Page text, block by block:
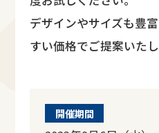
デザインやサイズも豊
すい価格でご提案いたし
開催期間